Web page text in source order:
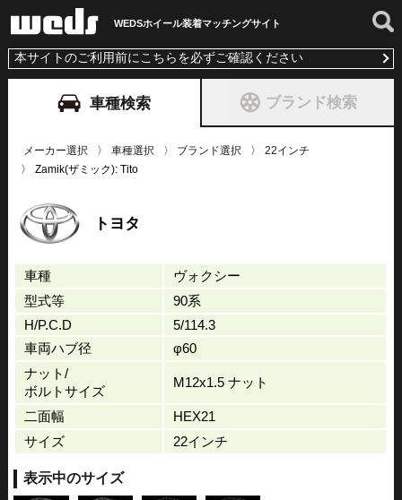
WEDSホイール装着マッチングサイト
本サイトのご利用前にこちらを必ずご確認ください
車種検索 ブランド検索
メーカー選択 車種選択 ブランド選択
22インチ
Zamik(ザミック): Tito
トヨタ
車種
ヴォクシー
型式等
90系
H/P.C.D
5/114.3
車両ハブ径
φ60
ナット/
ボルトサイズ
M12x1.5 ナット
二面幅
HEX21
サイズ
22インチ
表示中のサイズ